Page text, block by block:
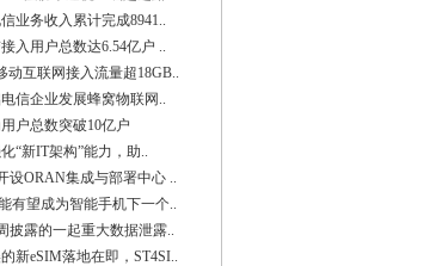
业务收入累计完成8941..
入用户总数达6.54亿户 ..
动互联网接入流量超18GB..
信企业发展蜂窝物联网..
户总数突破10亿户
“新IT架构”能力，助..
设ORAN集成与部署中心 ..
有望成为智能手机下一个..
披露的一起重大数据泄露..
新eSIM落地在即，ST4SI..